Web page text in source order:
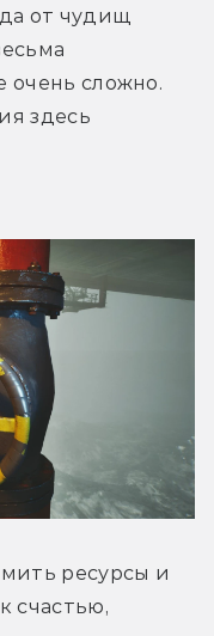
от чудищ
очень сложно.
здесь
ресурсы и
счастью,